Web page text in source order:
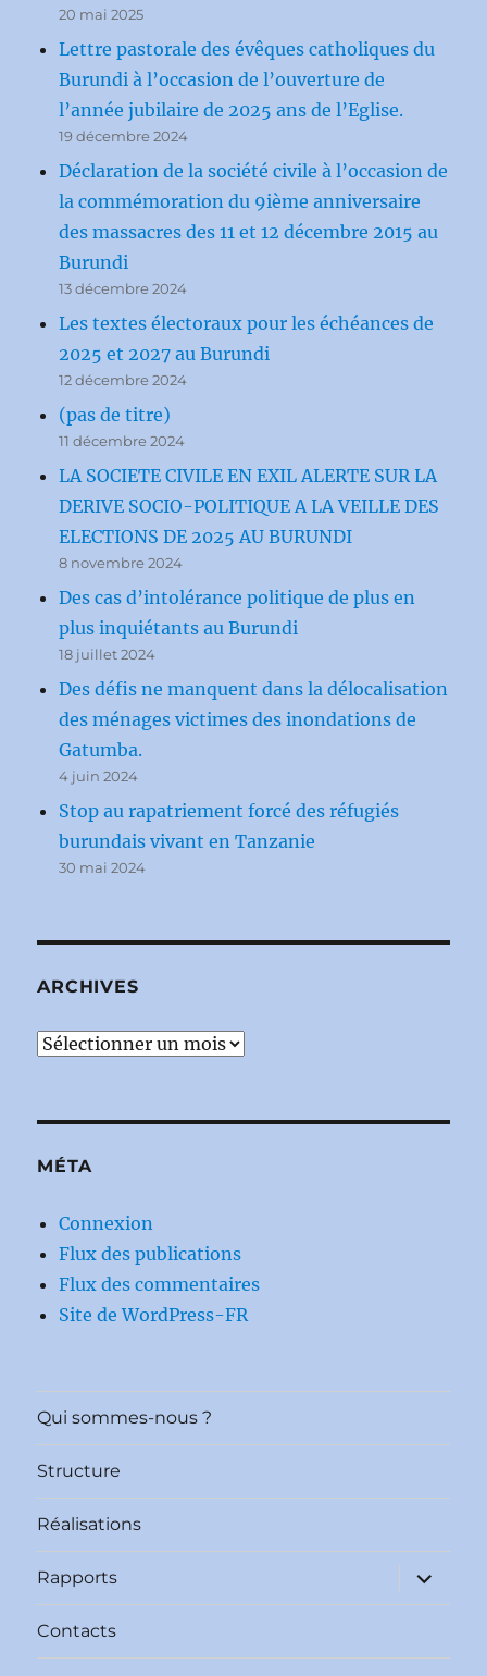
20 mai 2025
Lettre pastorale des évêques catholiques du
Burundi à l’occasion de l’ouverture de
l’année jubilaire de 2025 ans de l’Eglise.
19 décembre 2024
Déclaration de la société civile à l’occasion de
la commémoration du 9ième anniversaire
des massacres des 11 et 12 décembre 2015 au
Burundi
13 décembre 2024
Les textes électoraux pour les échéances de
2025 et 2027 au Burundi
12 décembre 2024
(pas de titre)
11 décembre 2024
LA SOCIETE CIVILE EN EXIL ALERTE SUR LA
DERIVE SOCIO-POLITIQUE A LA VEILLE DES
ELECTIONS DE 2025 AU BURUNDI
8 novembre 2024
Des cas d’intolérance politique de plus en
plus inquiétants au Burundi
18 juillet 2024
Des défis ne manquent dans la délocalisation
des ménages victimes des inondations de
Gatumba.
4 juin 2024
Stop au rapatriement forcé des réfugiés
burundais vivant en Tanzanie
30 mai 2024
ARCHIVES
Archives
MÉTA
Connexion
Flux des publications
Flux des commentaires
Site de WordPress-FR
Qui sommes-nous ?
Structure
Réalisations
Rapports
ouvrir
le
sous-
Contacts